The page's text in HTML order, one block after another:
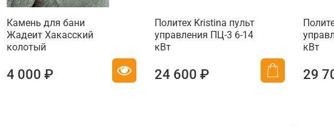
Камень для бани
Жадеит Хакасский
колотый
4 000 ₽
Политех Kristina пульт
управления ПЦ-3 6-14
кВт
24 600 ₽
кВт
29